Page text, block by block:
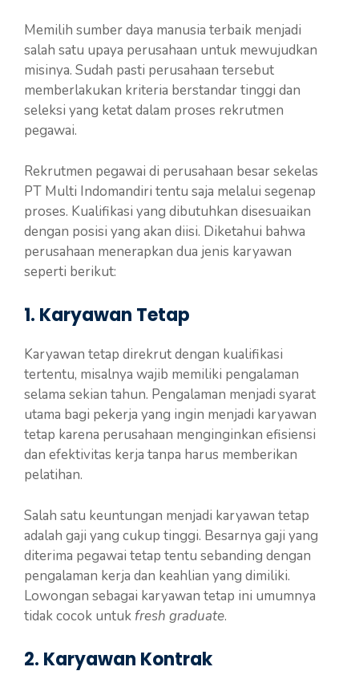
Memilih sumber daya manusia terbaik menjadi
salah satu upaya perusahaan untuk mewujudkan
misinya. Sudah pasti perusahaan tersebut
memberlakukan kriteria berstandar tinggi dan
seleksi yang ketat dalam proses rekrutmen
pegawai.
Rekrutmen pegawai di perusahaan besar sekelas
PT Multi Indomandiri tentu saja melalui segenap
proses. Kualifikasi yang dibutuhkan disesuaikan
dengan posisi yang akan diisi. Diketahui bahwa
perusahaan menerapkan dua jenis karyawan
seperti berikut:
1. Karyawan Tetap
Karyawan tetap direkrut dengan kualifikasi
tertentu, misalnya wajib memiliki pengalaman
selama sekian tahun. Pengalaman menjadi syarat
utama bagi pekerja yang ingin menjadi karyawan
tetap karena perusahaan menginginkan efisiensi
dan efektivitas kerja tanpa harus memberikan
pelatihan.
Salah satu keuntungan menjadi karyawan tetap
adalah gaji yang cukup tinggi. Besarnya gaji yang
diterima pegawai tetap tentu sebanding dengan
pengalaman kerja dan keahlian yang dimiliki.
Lowongan sebagai karyawan tetap ini umumnya
tidak cocok untukfresh graduate.
2. Karyawan Kontrak